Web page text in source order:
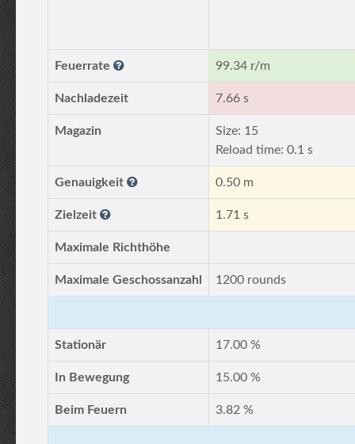
Feuerrate 99.34 r/m
Nachladezeit 7.66 s
Magazin
Size: 15
Reload time: 0.1 s
Genauigkeit 0.50 m
Zielzeit 1.71 s
Maximale Richthöhe
Maximale Geschossanzahl 1200 rounds
Stationär 17.00 %
In Bewegung 15.00 %
Beim Feuern 3.82 %